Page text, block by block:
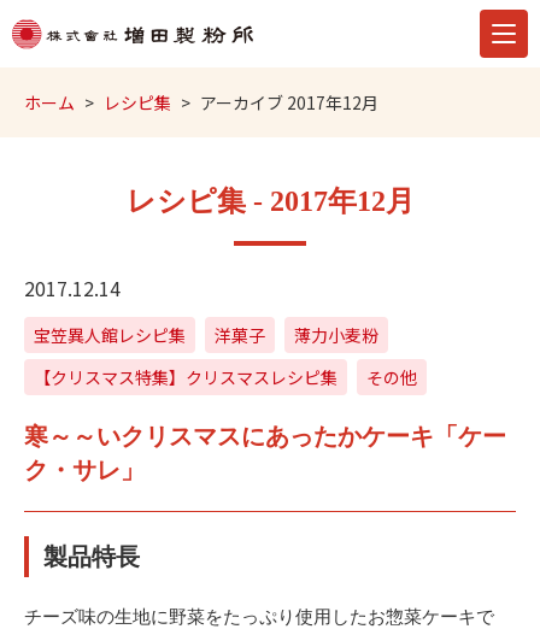
ホーム レシピ集 アーカイブ 2017年12月
レシピ集 - 2017年12月
2017.12.14
宝笠異人館レシピ集 洋菓子
薄力小麦粉
【クリスマス特集】クリスマスレシピ集
その他
寒～～いクリスマスにあったかケーキ「ケー
ク・サレ」
製品特長
チーズ味の生地に野菜をたっぷり使用したお惣菜ケーキで